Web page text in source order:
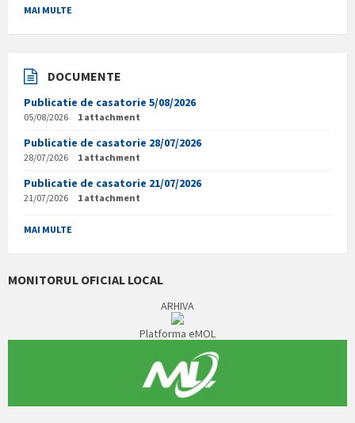
MAI MULTE
DOCUMENTE
Publicatie de casatorie 5/08/2026
05/08/2026 1 attachment
Publicatie de casatorie 28/07/2026
28/07/2026 1 attachment
Publicatie de casatorie 21/07/2026
21/07/2026 1 attachment
MAI MULTE
MONITORUL OFICIAL LOCAL
ARHIVA
Platforma eMOL